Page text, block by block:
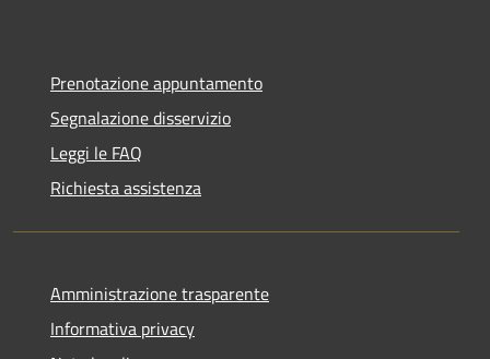
Prenotazione appuntamento
Segnalazione disservizio
Leggi le FAQ
Richiesta assistenza
Amministrazione trasparente
Informativa privacy